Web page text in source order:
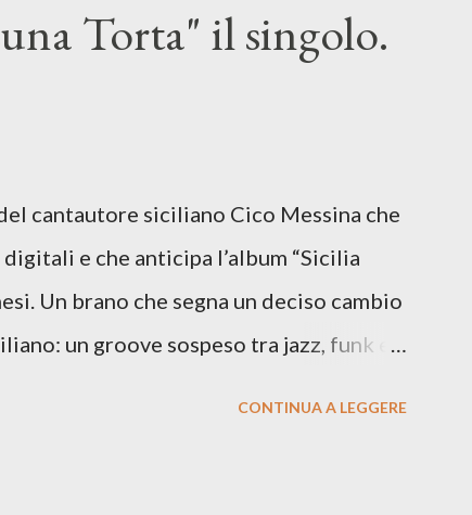
Torta" il singolo.
cantautore siciliano Cico Messina che
e che anticipa l’album “Sicilia
Un brano che segna un deciso cambio
un groove sospeso tra jazz, funk e
CONTINUA A LEGGERE